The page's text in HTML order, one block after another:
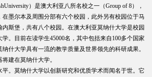
）是澳大利亚八所名校之一（Group of 8），
在墨尔本及周围分部有六个校园，此外另有校园位于马
斯堡，共有八个校园。在澳大利亚莫纳什大学是校园
。目前在读学生45000名，其中包括来自100多个国家
什大学具有一流的教学质量及世界领先的科研成果。
建在莫纳什大学。
平。莫纳什大学以创新研究和优质学术而闻名于世。它